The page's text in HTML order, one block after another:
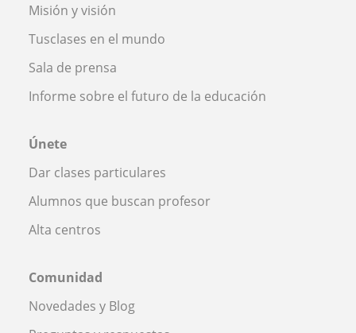
Misión y visión
Tusclases en el mundo
Sala de prensa
Informe sobre el futuro de la educación
Únete
Dar clases particulares
Alumnos que buscan profesor
Alta centros
Comunidad
Novedades y Blog